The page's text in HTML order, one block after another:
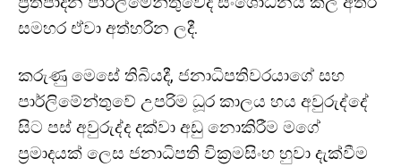
සමහර ඒවා අත්හරින ලදී.
කරුණු මෙසේ තිබියදී, ජනාධිපතිවරයාගේ සහ
පාර්ලිමේන්තුවේ උපරිම ධූර කාලය හය අවුරුද්දේ
සිට පස් අවුරුද්ද දක්වා අඩු නොකිරීම මගේ
ප්‍රමාදයක් ලෙස ජනාධිපති වික්‍රමසිංහ හුවා දැක්වීම